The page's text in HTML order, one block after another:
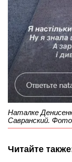
Наталке
Савранский.
Читайте